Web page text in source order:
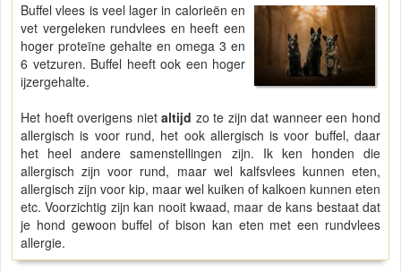
Buffel vlees is veel lager in calorieën en
vet vergeleken rundvlees en heeft een
hoger proteïne gehalte en omega 3 en
6 vetzuren. Buffel heeft ook een hoger
ijzergehalte.
Het hoeft overigens nietaltijd zo te zijn dat wanneer een hond
allergisch is voor rund, het ook allergisch is voor buffel, daar
het heel andere samenstellingen zijn. Ik ken honden die
allergisch zijn voor rund, maar wel kalfsvlees kunnen eten,
allergisch zijn voor kip, maar wel kuiken of kalkoen kunnen eten
etc. Voorzichtig zijn kan nooit kwaad, maar de kans bestaat dat
je hond gewoon buffel of bison kan eten met een rundvlees
allergie.